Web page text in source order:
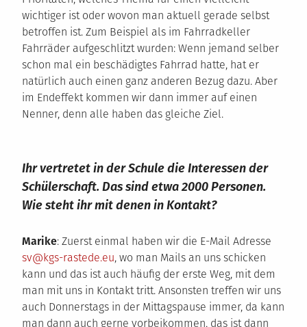
wichtiger ist oder wovon man aktuell gerade selbst
betroffen ist. Zum Beispiel als im Fahrradkeller
Fahrräder aufgeschlitzt wurden: Wenn jemand selber
schon mal ein beschädigtes Fahrrad hatte, hat er
natürlich auch einen ganz anderen Bezug dazu. Aber
im Endeffekt kommen wir dann immer auf einen
Nenner, denn alle haben das gleiche Ziel.
Ihr vertretet in der Schule die Interessen der
Schülerschaft. Das sind etwa 2000 Personen.
Wie steht ihr mit denen in Kontakt?
Marike: Zuerst einmal haben wir die E-Mail Adresse
sv@kgs-rastede.eu, wo man Mails an uns schicken
kann und das ist auch häufig der erste Weg, mit dem
man mit uns in Kontakt tritt. Ansonsten treffen wir uns
auch Donnerstags in der Mittagspause immer, da kann
man dann auch gerne vorbeikommen, das ist dann